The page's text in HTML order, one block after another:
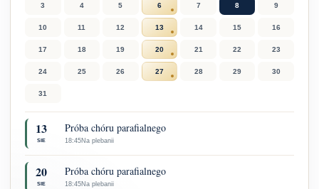
3 4 5 6 7 8 9
10 11 12 13 14 15 16
17 18 19 20 21 22 23
24 25 26 27 28 29 30
31
13
SIE
Próba chóru parafialnego
18:45Na plebanii
20
SIE
Próba chóru parafialnego
18:45Na plebanii